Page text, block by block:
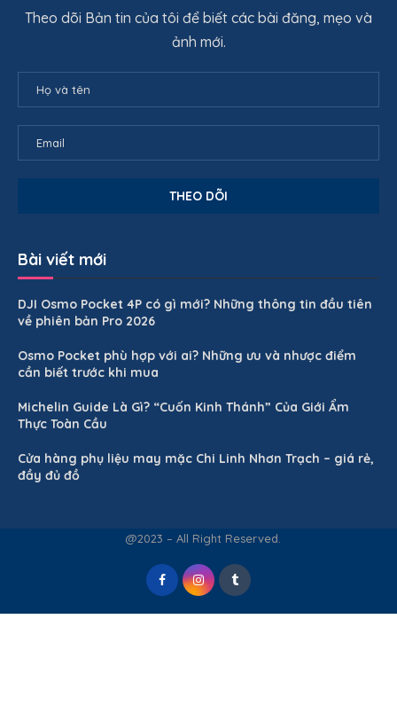
Theo dõi Bản tin của tôi để biết các bài đăng, mẹo và
ảnh mới.
Bài viết mới
DJI Osmo Pocket 4P có gì mới? Những thông tin đầu tiên
về phiên bản Pro 2026
Osmo Pocket phù hợp với ai? Những ưu và nhược điểm
cần biết trước khi mua
Michelin Guide Là Gì? “Cuốn Kinh Thánh” Của Giới Ẩm
Thực Toàn Cầu
Cửa hàng phụ liệu may mặc Chi Linh Nhơn Trạch – giá rẻ,
đầy đủ đồ
@2023 – All Right Reserved.